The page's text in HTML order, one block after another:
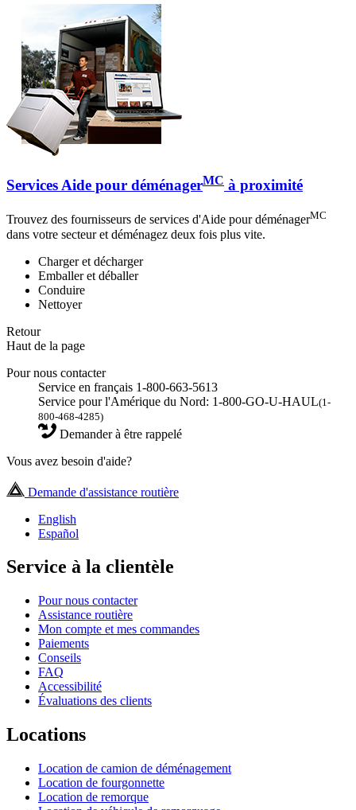
Services Aide pour déménagerMC à proximité
Trouvez des fournisseurs de services d'Aide pour déménagerMC
dans votre secteur et déménagez deux fois plus vite.
Charger et décharger
Emballer et déballer
Conduire
Nettoyer
Retour
Haut de la page
Pour nous contacter
Service en français 1-800-663-5613
Service pour l'Amérique du Nord: 1-800-GO-U-HAUL(1-
800-468-4285)
Demander à être rappelé
Vous avez besoin d'aide?
Demande d'assistance routière
English
Español
Service à la clientèle
Pour nous contacter
Assistance routière
Mon compte et mes commandes
Paiements
Conseils
FAQ
Accessibilité
Évaluations des clients
Locations
Location de camion de déménagement
Location de fourgonnette
Location de remorque